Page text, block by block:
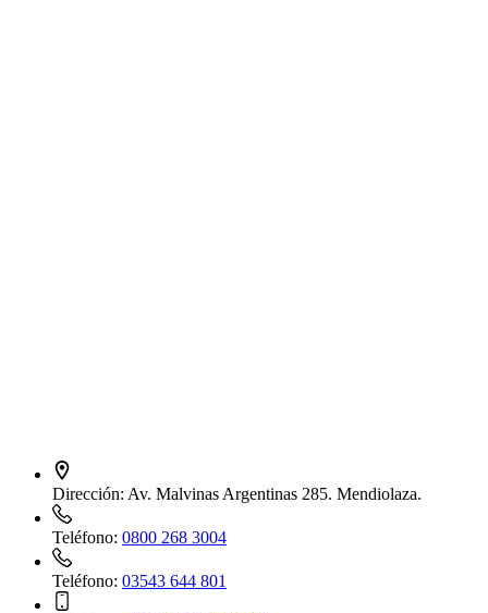
Dirección: Av. Malvinas Argentinas 285. Mendiolaza.
Teléfono: 0800 268 3004
Teléfono: 03543 644 801